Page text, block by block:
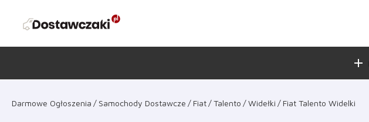
add
Darmowe Ogłoszenia Samochody Dostawcze Fiat Talento Widełki Fiat Talento Widelki